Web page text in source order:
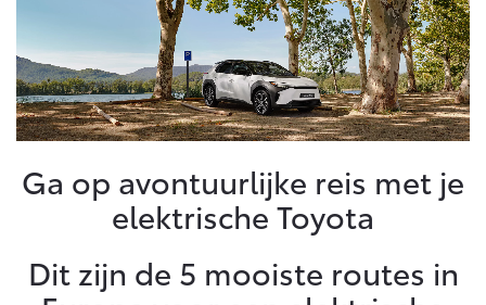
Ons bedrijf
Onze medewerkers
Mobiliteitslease Drenthe
Voorwaarden
Contact en Route
Praktische informatie
Vacatures
Klantbeoordelingen
Aygo X
HYBRIDE
Vanaf € 23.750,-
Yaris
HYBRIDE
Vanaf € 27.195,-
Occasions
Onderhoud
Diensten
Ga op avontuurlijke reis met je
elektrische Toyota
Dit zijn de 5 mooiste routes in